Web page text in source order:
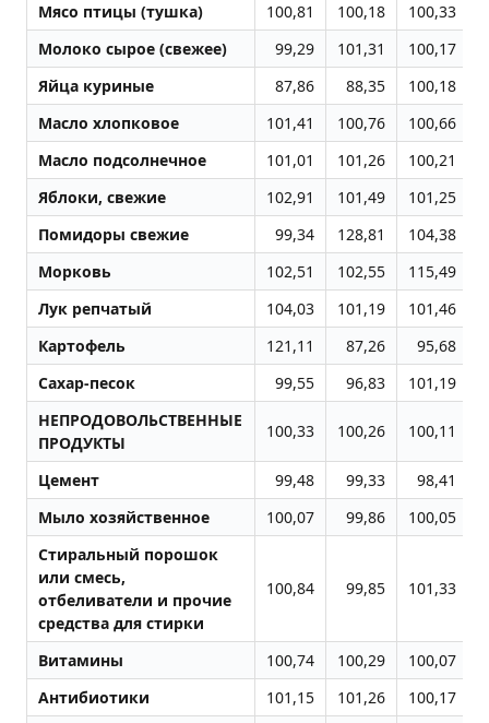
Мясо птицы (тушка)
100,81 100,18 100,33
Молоко сырое (свежее)
99,29 101,31 100,17
Яйца куриные
87,86 88,35 100,18
Масло хлопковое
101,41 100,76 100,66
Масло подсолнечное
101,01 101,26 100,21
Яблоки, свежие
102,91 101,49 101,25
Помидоры свежие
99,34 128,81 104,38
Морковь
102,51 102,55 115,49
Лук репчатый
104,03 101,19 101,46
Картофель
121,11 87,26 95,68
Сахар-песок
99,55 96,83 101,19
НЕПРОДОВОЛЬСТВЕННЫЕ
ПРОДУКТЫ
100,33 100,26 100,11
Цемент 99,48 99,33 98,41
Мыло хозяйственное
100,07 99,86 100,05
Стиральный порошок
или смесь,
отбеливатели и прочие
средства для стирки
100,84 99,85 101,33
Витамины 100,74 100,29 100,07
Антибиотики
101,15 101,26 100,17